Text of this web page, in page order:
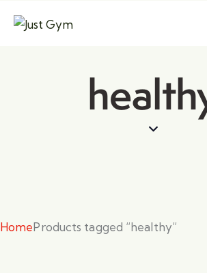
HomeProducts tagged “healthy”